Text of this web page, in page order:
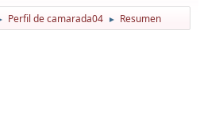
Perfil de camarada04 ► Resumen